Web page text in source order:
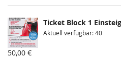
Produkte
Unkategorisierte
Produkte
Ticket Block 1
Aktuell verfügbar: 40
50,00 €